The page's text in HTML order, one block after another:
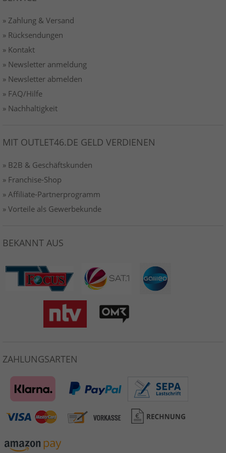
» Zahlung & Versand
» Rücksendungen
» Kontakt
» Newsletter anmeldung
» Newsletter abmelden
» FAQ/Hilfe
» Nachhaltigkeit
MIT OUTLET46.DE GELD VERDIENEN
» B2B & Geschäftskunden
» Franchise-Shop
» Affiliate-Partnerprogramm
» Vorteile als Gewerbekunde
BEKANNT AUS
ZAHLUNGSARTEN